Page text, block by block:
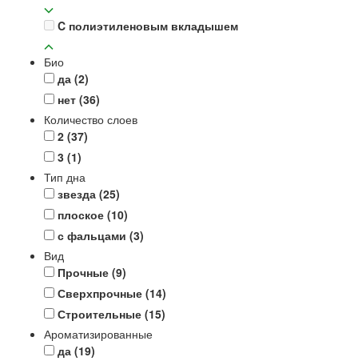
C полиэтиленовым вкладышем
Био
да (2)
нет (36)
Количество слоев
2 (37)
3 (1)
Тип дна
звезда (25)
плоское (10)
с фальцами (3)
Вид
Прочные (9)
Сверхпрочные (14)
Строительные (15)
Ароматизированные
да (19)